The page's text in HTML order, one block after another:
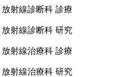
放射線診断科 診療
放射線診断科 研究
放射線治療科 診療
放射線治療科 研究